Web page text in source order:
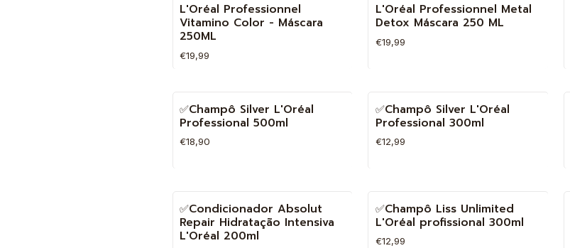
L'Oréal Professionnel
Vitamino Color - Máscara
250ML
€19,99
L'Oréal Professionnel Metal
Detox Máscara 250 ML
€19,99
✅Champô Silver L'Oréal
Professional 500ml
€18,90
✅Champô Silver L'Oréal
Professional 300ml
€12,99
✅Condicionador Absolut
Repair Hidratação Intensiva
L'Oréal 200ml
✅Champô Liss Unlimited
L'Oréal profissional 300ml
€12,99